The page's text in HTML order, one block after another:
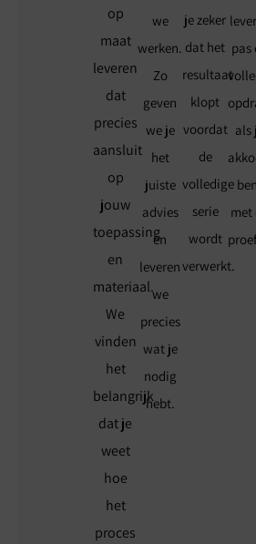
op
maat
leveren
dat
precies
aansluit
op
jouw
toepassing
en
materiaal.
We
vinden
het
belangrijk
dat je
weet
hoe
het
proces
we
werken.
Zo
geven
we je
het
juiste
advies
en
leveren
we
precies
wat je
nodig
hebt.
je zeker
dat het
resultaat
klopt
voordat
de
volledige
serie
wordt
verwerkt.
pas
als
met